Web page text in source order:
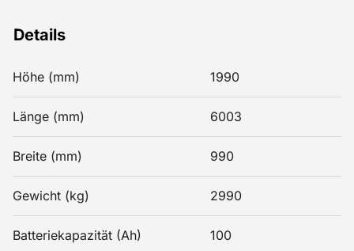
Details
Höhe (mm) 1990
Länge (mm) 6003
Breite (mm) 990
Gewicht (kg) 2990
Batteriekapazität (Ah) 100